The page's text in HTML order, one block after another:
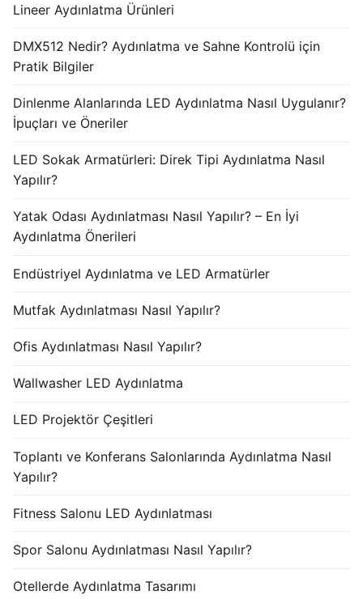
Lineer Aydınlatma Ürünleri
DMX512 Nedir? Aydınlatma ve Sahne Kontrolü için
Pratik Bilgiler
Dinlenme Alanlarında LED Aydınlatma Nasıl Uygulanır?
İpuçları ve Öneriler
LED Sokak Armatürleri: Direk Tipi Aydınlatma Nasıl
Yapılır?
Yatak Odası Aydınlatması Nasıl Yapılır? – En İyi
Aydınlatma Önerileri
Endüstriyel Aydınlatma ve LED Armatürler
Mutfak Aydınlatması Nasıl Yapılır?
Ofis Aydınlatması Nasıl Yapılır?
Wallwasher LED Aydınlatma
LED Projektör Çeşitleri
Toplantı ve Konferans Salonlarında Aydınlatma Nasıl
Yapılır?
Fitness Salonu LED Aydınlatması
Spor Salonu Aydınlatması Nasıl Yapılır?
Otellerde Aydınlatma Tasarımı